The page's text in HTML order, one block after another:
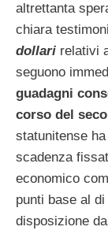
altrettanta
chiara
dollari relativi
seguono
guadagni
corso del
statunitense
scadenza
economico
punti base al
disposizione dal